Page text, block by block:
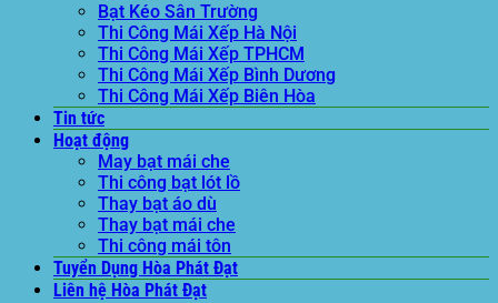
Bạt Kéo Sân Trường
Thi Công Mái Xếp Hà Nội
Thi Công Mái Xếp TPHCM
Thi Công Mái Xếp Bình Dương
Thi Công Mái Xếp Biên Hòa
Tin tức
Hoạt động
May bạt mái che
Thi công bạt lót lồ
Thay bạt áo dù
Thay bạt mái che
Thi công mái tôn
Tuyển Dụng Hòa Phát Đạt
Liên hệ Hòa Phát Đạt